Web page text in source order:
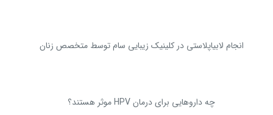
انجام لابیاپلاستی در کلینیک زیبایی سام توسط متخصص زنان
چه داروهایی برای درمان HPV موثر هستند؟